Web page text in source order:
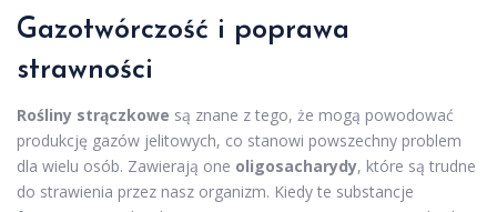
Gazotwórczość i poprawa
strawności
Rośliny strączkowe są znane z tego, że mogą powodować
produkcję gazów jelitowych, co stanowi powszechny problem
dla wielu osób. Zawierają one oligosacharydy, które są trudne
do strawienia przez nasz organizm. Kiedy te substancje